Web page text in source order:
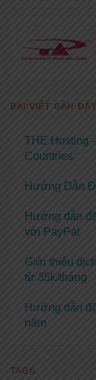
BÀI VIẾT GẦN ĐÂY
THE.Hosting
Countries
Hướng Dẫn
Hướng dẫn
với PayPal
Giới thiệu
từ 35k/tháng
Hướng dẫn
năm
TAGS